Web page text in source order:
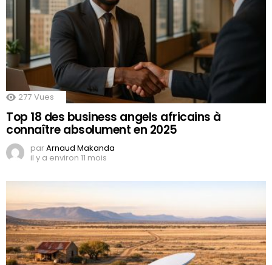
277 Vues
Top 18 des business angels africains à
connaître absolument en 2025
parArnaud Makanda
il y a environ 11 mois